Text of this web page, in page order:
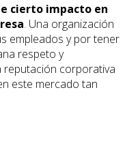
cierto impacto en
. Una organización
empleados y por tener
respeto y
reputación corporativa
este mercado tan